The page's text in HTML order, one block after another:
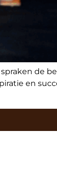
de
en